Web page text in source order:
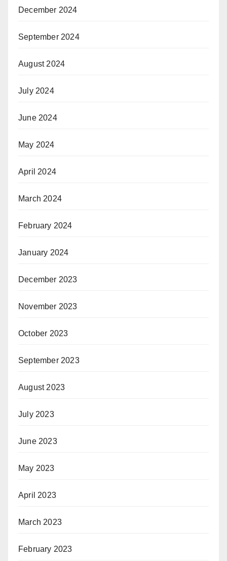
December 2024
September 2024
August 2024
July 2024
June 2024
May 2024
April 2024
March 2024
February 2024
January 2024
December 2023
November 2023
October 2023
September 2023
August 2023
July 2023
June 2023
May 2023
April 2023
March 2023
February 2023